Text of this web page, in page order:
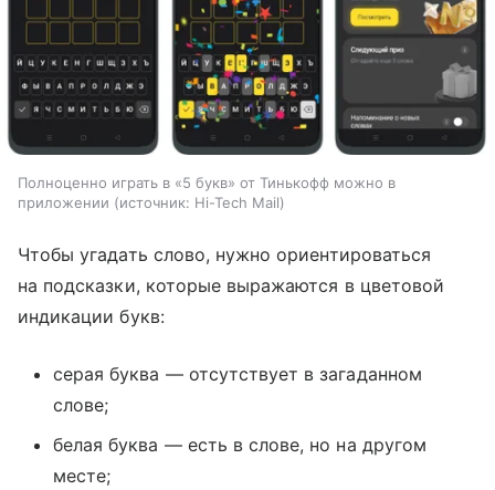
Полноценно играть в «5 букв» от Тинькофф можно в
приложении
источник: Hi-Tech Mail
Чтобы угадать слово, нужно ориентироваться
на подсказки, которые выражаются в цветовой
индикации букв:
серая буква — отсутствует в загаданном
слове;
белая буква — есть в слове, но на другом
месте;